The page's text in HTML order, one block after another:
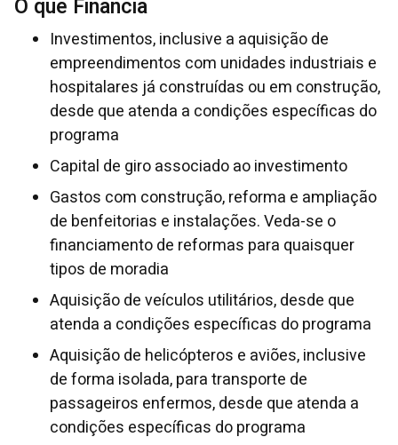
O que Financia
Investimentos, inclusive a aquisição de
empreendimentos com unidades industriais e
hospitalares já construídas ou em construção,
desde que atenda a condições específicas do
programa
Capital de giro associado ao investimento
Gastos com construção, reforma e ampliação
de benfeitorias e instalações. Veda-se o
financiamento de reformas para quaisquer
tipos de moradia
Aquisição de veículos utilitários, desde que
atenda a condições específicas do programa
Aquisição de helicópteros e aviões, inclusive
de forma isolada, para transporte de
passageiros enfermos, desde que atenda a
condições específicas do programa